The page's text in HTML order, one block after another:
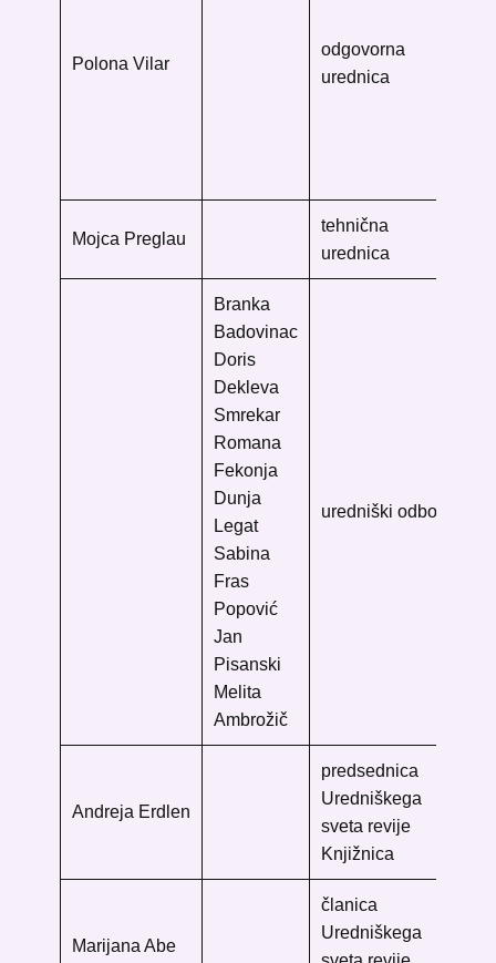
Polona Vilar
odgovorna
urednica
Mojca Preglau
tehnična
urednica
Branka
Badovinac
Doris
Dekleva
Smrekar
Romana
Fekonja
Dunja
Legat
Sabina
Fras
Popović
Jan
Pisanski
Melita
Ambrožič
uredniški odbor
Andreja Erdlen
predsednica
Uredniškega
sveta revije
Knjižnica
Marijana Abe
članica
Uredniškega